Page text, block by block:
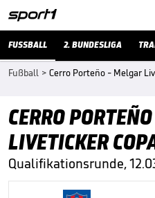
FUSSBALL 2. BUNDESLIGA
Fußball > Cerro Porteño - Melgar
CERRO
LIVETICKER
Qualifikationsrunde,